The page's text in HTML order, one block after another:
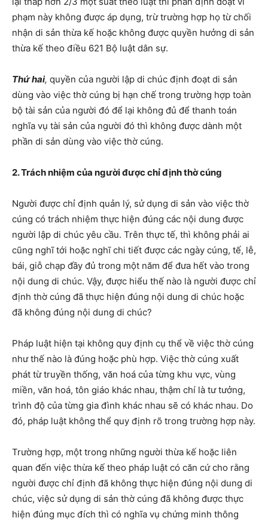
phạm này không được áp dụng, trừ trường hợp họ từ chối
nhận di sản thừa kế hoặc không được quyền hưởng di sản
thừa kế theo điều 621 Bộ luật dân sự.
Thứ hai, quyền của người lập di chúc định đoạt di sản
dùng vào việc thờ cúng bị hạn chế trong trường hợp toàn
bộ tài sản của người đó để lại không đủ để thanh toán
nghĩa vụ tài sản của người đó thì không được dành một
phần di sản dùng vào việc thờ cúng.
2. Trách nhiệm của người được chỉ định thờ cúng
Người được chỉ định quản lý, sử dụng di sản vào việc thờ
cúng có trách nhiệm thực hiện đúng các nội dung được
người lập di chúc yêu cầu. Trên thực tế, thì không phải ai
cũng nghĩ tới hoặc nghĩ chi tiết được các ngày cúng, tế, lễ,
bái, giỗ chạp đầy đủ trong một năm để đưa hết vào trong
nội dung di chúc. Vậy, được hiểu thế nào là người được chỉ
định thờ cúng đã thực hiện đúng nội dung di chúc hoặc
đã không đúng nội dung di chúc?
Pháp luật hiện tại không quy định cụ thể về việc thờ cúng
như thế nào là đúng hoặc phù hợp. Việc thờ cúng xuất
phát từ truyền thống, văn hoá của từng khu vực, vùng
miền, văn hoá, tôn giáo khác nhau, thậm chí là tư tưởng,
trình độ của từng gia đình khác nhau sẽ có khác nhau. Do
đó, pháp luật không thể quy định rõ trong trường hợp này.
Trường hợp, một trong những người thừa kế hoặc liên
quan đến việc thừa kế theo pháp luật có căn cứ cho rằng
người được chỉ định đã không thực hiện đúng nội dung di
chúc, việc sử dụng di sản thờ cúng đã không được thực
hiện đúng mục đích thì có nghĩa vụ chứng minh thông